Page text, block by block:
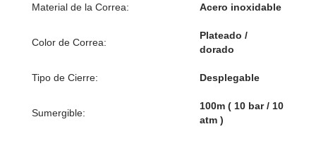
Material de la Correa: Acero inoxidable
Color de Correa:
Plateado /
dorado
Tipo de Cierre: Desplegable
Sumergible:
100m ( 10 bar / 10
atm )